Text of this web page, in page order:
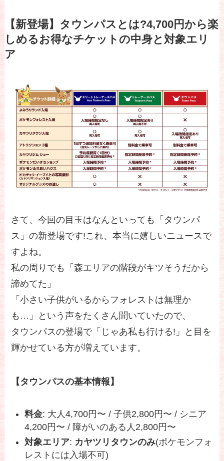
【新登場】タウンパスとは?4,700円から楽
しめるお得なチケットの中身と対象エリ
ア
さて、今回の目玉はなんといっても「タウンパ
ス」の新登場です!これ、本当に嬉しいニュースで
すよね。
私の周りでも「森エリアの階段がキツそうだから
諦めてた」
「小さい子供がいるからフォレストは無理か
も…」という声をたくさん聞いていたので、
タウンパスの登場で「じゃあ私も行ける!」と目を
輝かせている方が増えています。
【タウンパスの基本情報】
料金: 大人4,700円〜 / 子供2,800円〜 / シニア
4,200円〜 / 障がいのある人2,800円〜
対象エリア: カヤツリタウンのみ(ポケモンフォ
レストには入場不可)